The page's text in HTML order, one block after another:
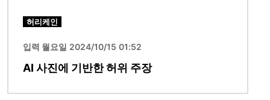
허리케인
입력 월요일 2024/10/15 01:52
AI 사진에 기반한 허위 주장